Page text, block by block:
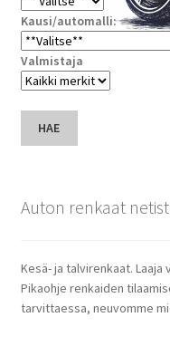
Kausi/automalli:
Valmistaja
HAE
Auton renkaat
Kesä- ja talvirenkaat. Laaja
Pikaohje renkaiden
tarvittaessa, neuvomme